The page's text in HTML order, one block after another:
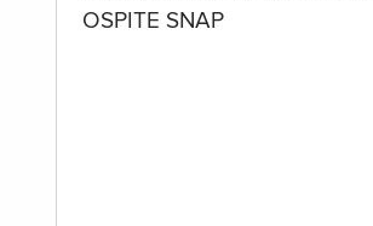
OSPITE SNAP